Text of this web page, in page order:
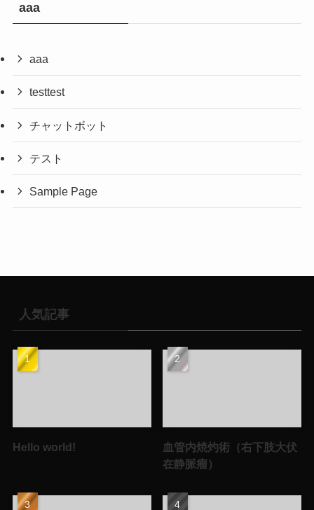
aaa
aaa
testtest
チャットボット
テスト
Sample Page
人気記事
Hello world!
血管内焼灼術（右下肢大伏
在静脈瘤）